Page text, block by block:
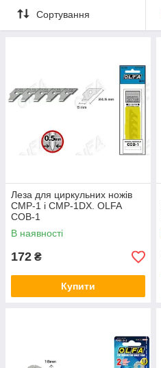
Сортування
Леза для циркульних ножів
CMP-1 і CMP-1DX. OLFA
COB-1
В наявності
172 ₴
Купити